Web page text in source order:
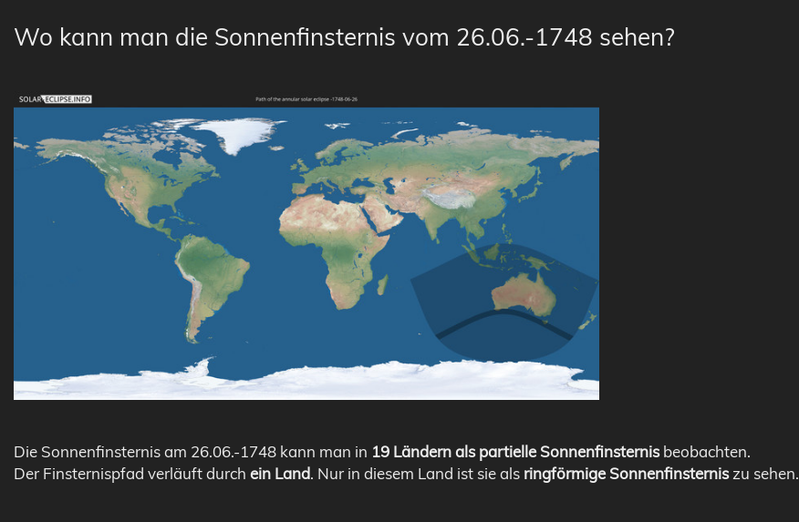
Wo kann man die Sonnenfinsternis vom 26.06.-1748 sehen?
Die Sonnenfinsternis am 26.06.-1748 kann man in 19 Ländern als partielle Sonnenfinsternisbeobachten.
Der Finsternispfad verläuft durch ein Land. Nur in diesem Land ist sie als ringförmige Sonnenfinsterniszu sehen.